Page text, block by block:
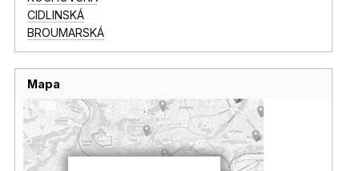
CIDLINSKÁ
BROUMARSKÁ
Mapa